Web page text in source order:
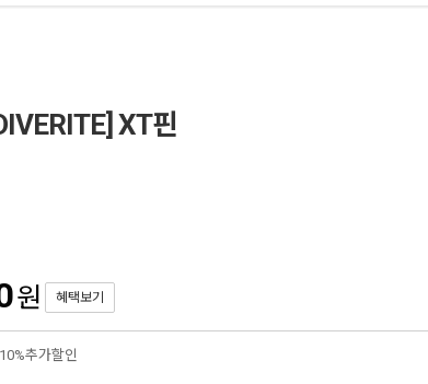
XT핀
원 혜택보기
10%추가할인